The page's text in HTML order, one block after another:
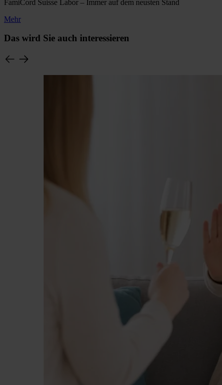
FamiCord Suisse Labor – Immer auf dem neusten Stand
Mehr
Das wird Sie auch interessieren